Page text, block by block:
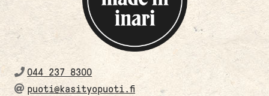
044 237 8300
puoti@kasityopuoti.fi